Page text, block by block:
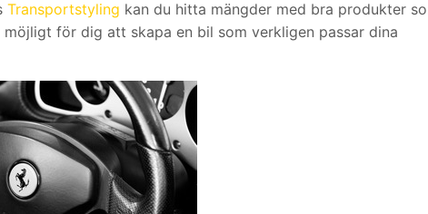
Transportstyling kan du hitta mängder med bra produkter
för dig att skapa en bil som verkligen passar dina